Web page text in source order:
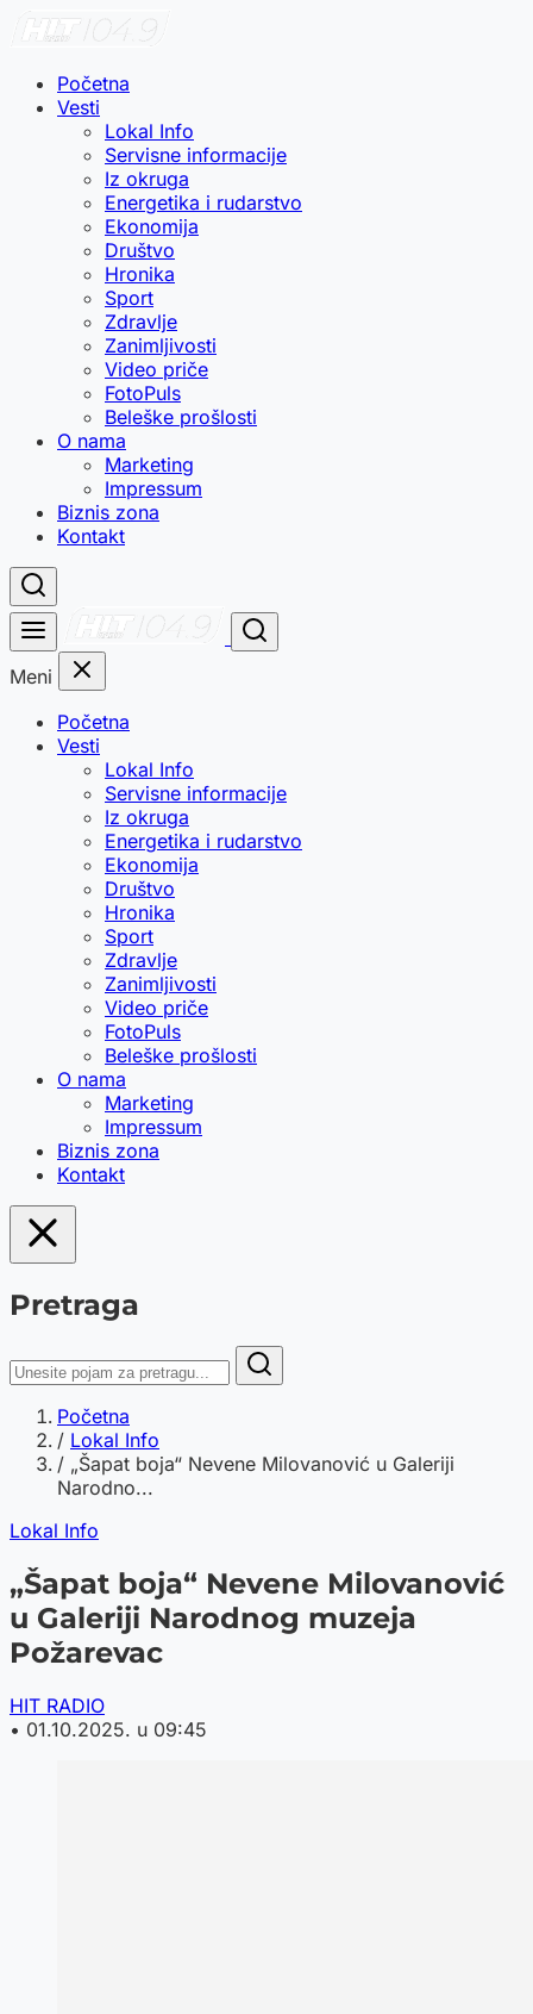
Početna
Vesti
Lokal Info
Servisne informacije
Iz okruga
Energetika i rudarstvo
Ekonomija
Društvo
Hronika
Sport
Zdravlje
Zanimljivosti
Video priče
FotoPuls
Beleške prošlosti
O nama
Marketing
Impressum
Biznis zona
Kontakt
Meni
Početna
Vesti
Lokal Info
Servisne informacije
Iz okruga
Energetika i rudarstvo
Ekonomija
Društvo
Hronika
Sport
Zdravlje
Zanimljivosti
Video priče
FotoPuls
Beleške prošlosti
O nama
Marketing
Impressum
Biznis zona
Kontakt
Pretraga
Početna
/ Lokal Info
/ „Šapat boja“ Nevene Milovanović u Galeriji
Narodno...
Lokal Info
„Šapat boja“ Nevene Milovanović
u Galeriji Narodnog muzeja
Požarevac
HIT RADIO
• 01.10.2025. u 09:45